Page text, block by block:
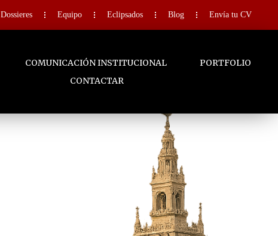
Dossieres Equipo Eclipsados Blog Envía tu CV
COMUNICACIÓN INSTITUCIONAL
PORTFOLIO
CONTACTAR